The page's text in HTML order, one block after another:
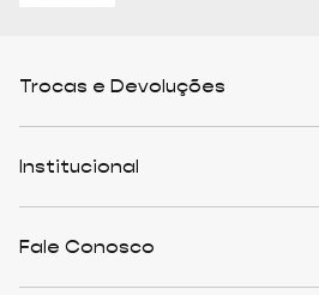
Trocas e Devoluções
Formas de Pagamento
Cashback
Institucional
The Outlist
Fale Conosco